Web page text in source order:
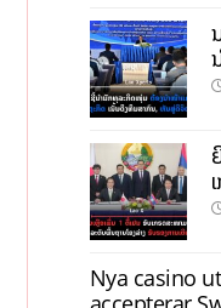
Nya casino